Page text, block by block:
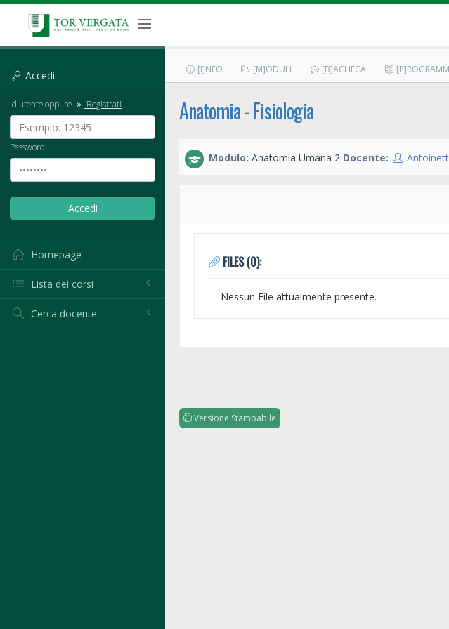
Accedi
Id utente oppure Registrati
Password:
Homepage
Lista dei corsi
Cerca docente
[I]NFO [M]ODULI [B]ACHECA
Anatomia - Fisiologia
Modulo: Anatomia Umana 2 Docente:
FILES (0):
Nessun File attualmente presente.
Versione Stampabile